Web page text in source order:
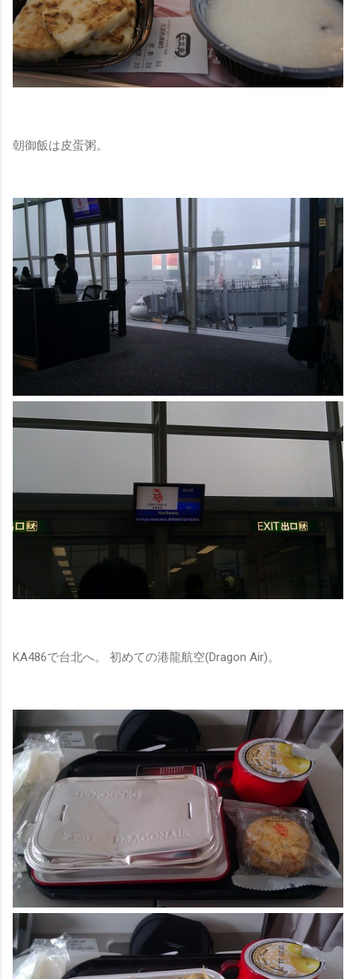
朝御飯は皮蛋粥。
KA486で台北へ。 初めての港龍航空(Dragon Air)。